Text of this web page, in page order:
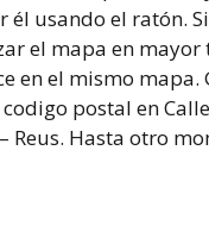
él usando el ratón.
el mapa en
en el mismo mapa.
postal en
Reus. Hasta otro